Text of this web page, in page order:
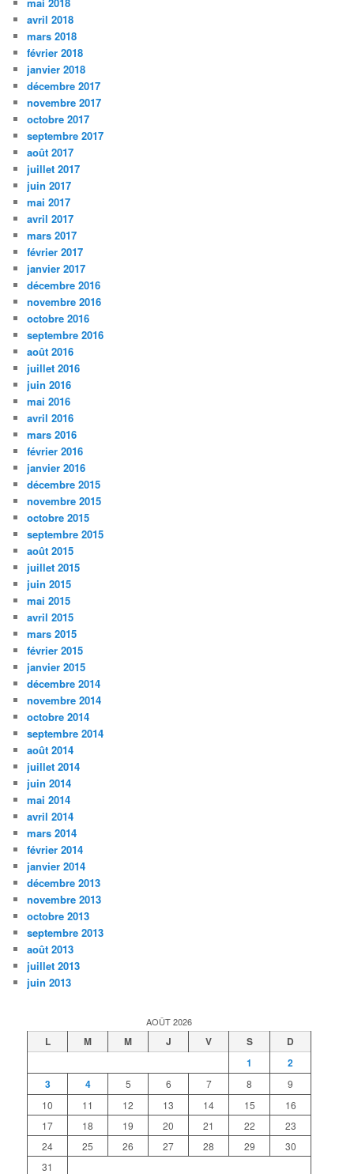
avril 2018
mars 2018
février 2018
janvier 2018
décembre 2017
novembre 2017
octobre 2017
septembre 2017
août 2017
juillet 2017
juin 2017
mai 2017
avril 2017
mars 2017
février 2017
janvier 2017
décembre 2016
novembre 2016
octobre 2016
septembre 2016
août 2016
juillet 2016
juin 2016
mai 2016
avril 2016
mars 2016
février 2016
janvier 2016
décembre 2015
novembre 2015
octobre 2015
septembre 2015
août 2015
juillet 2015
juin 2015
mai 2015
avril 2015
mars 2015
février 2015
janvier 2015
décembre 2014
novembre 2014
octobre 2014
septembre 2014
août 2014
juillet 2014
juin 2014
mai 2014
avril 2014
mars 2014
février 2014
janvier 2014
décembre 2013
novembre 2013
octobre 2013
septembre 2013
août 2013
juillet 2013
juin 2013
AOÛT 2026
L M M J V S
D
1
2
3
4 5 6 7 8
9
10
11 12 13 14 15
16
17
18 19 20 21 22
23
24
25 26 27 28 29
30
31